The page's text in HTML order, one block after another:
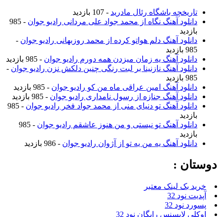
تاریخچه باشگاه رئال مادرید - 107 بازدید
دانلود آهنگ نگاه از محمد جواد علی مردانی رادیو جوان
- 985
بازدید
دانلود آهنگ دلم هواتو کرده از محمد روزبهانی رادیو جوان -
985 بازدید
دانلود آهنگ یه زمان میزدن همه دورم رادیو جوان - 985 بازدید
دانلود آهنگ نازنینا بر لبت رنگی چنین دلکش نزن رادیو جوان -
985 بازدید
دانلود آهنگ امین عراقی ماه من کو رادیو جوان - 985 بازدید
دانلود آهنگ جنازه از رسول نامداری رادیو جوان - 985 بازدید
دانلود آهنگ تو دنیای منی از محمد جواد فخر رادیو جوان
- 985
بازدید
دانلود آهنگ تو نیستی و من هنوز عاشقم رادیو جوان
- 985
بازدید
دانلود آهنگ یه من یه تو از آژوان رادیو جوان - 986 بازدید
دوستان :
خرید بک لینک معتبر
آپدیت نود 32
پسورد نود 32
اوکلی لایسنس رایگان نود 32